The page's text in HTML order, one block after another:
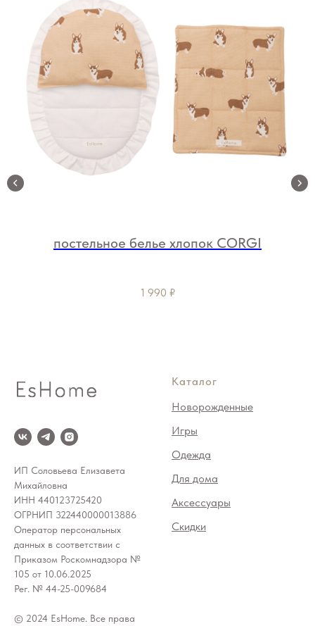
постельное белье хлопок CORGI
1 990 ₽
ИП Соловьева Елизавета
Михайловна
ИНН 440123725420
ОГРНИП 322440000013886
Оператор персональных
данных в соответствии с
Приказом Роскомнадзора №
105 от 10.06.2025
Рег. № 44-25-009684
© 2024 EsHome. Все права
Каталог
Новорожденные
Игры
Одежда
Для дома
Аксессуары
Скидки